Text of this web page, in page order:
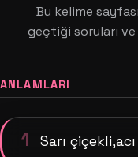
Bu kelime
geçtiği soruları
ANLAMLARI
1 Sarı